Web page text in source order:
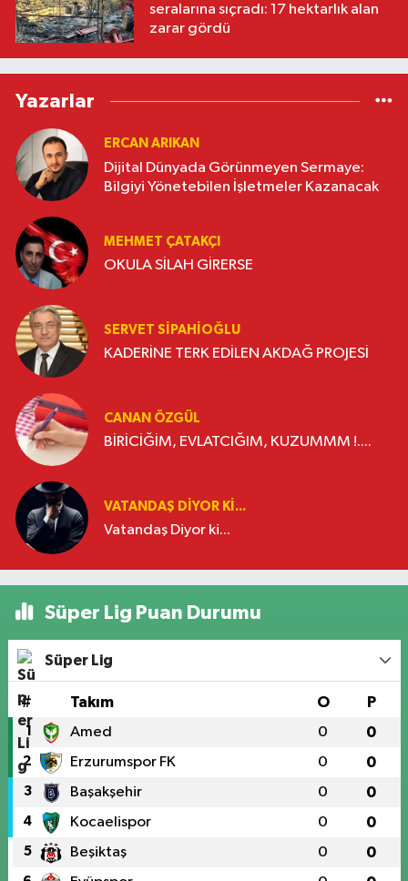
seralarına sıçradı: 17 hektarlık alan
zarar gördü
Yazarlar
ERCAN ARIKAN
Dijital Dünyada Görünmeyen Sermaye:
Bilgiyi Yönetebilen İşletmeler Kazanacak
MEHMET ÇATAKÇI
OKULA SİLAH GİRERSE
SERVET SİPAHİOĞLU
KADERİNE TERK EDİLEN AKDAĞ PROJESİ
CANAN ÖZGÜL
BİRİCİĞİM, EVLATCIĞIM, KUZUMMM !....
VATANDAŞ DIYOR KI...
Vatandaş Diyor ki...
Süper Lig Puan Durumu
Süper Lig
# Takım O P
1 Amed 0 0
2 Erzurumspor FK 0 0
3 Başakşehir 0 0
4 Kocaelispor 0 0
5 Beşiktaş 0 0